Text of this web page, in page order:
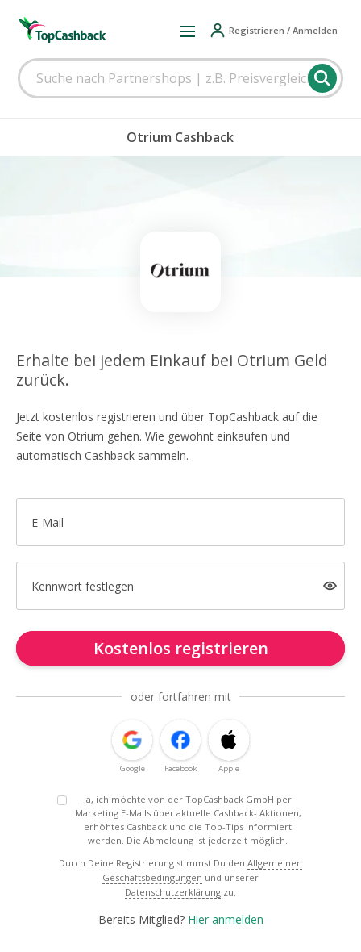
Registrieren / Anmelden
Otrium Cashback
Erhalte bei jedem Einkauf bei Otrium Geld
zurück.
Jetzt kostenlos registrieren und über TopCashback auf die
Seite von Otrium gehen. Wie gewohnt einkaufen und
automatisch Cashback sammeln.
E-Mail
Kennwort festlegen
Kostenlos registrieren
oder fortfahren mit
Google Facebook Apple
Ja, ich möchte von der TopCashback GmbH per
Marketing E-Mails über aktuelle Cashback- Aktionen,
erhöhtes Cashback und die Top-Tips informiert
werden. Die Abmeldung ist jederzeit möglich.
Durch Deine Registrierung stimmst Du den Allgemeinen
Geschäftsbedingungen und unserer
Datenschutzerklärung zu.
Bereits Mitglied? Hier anmelden